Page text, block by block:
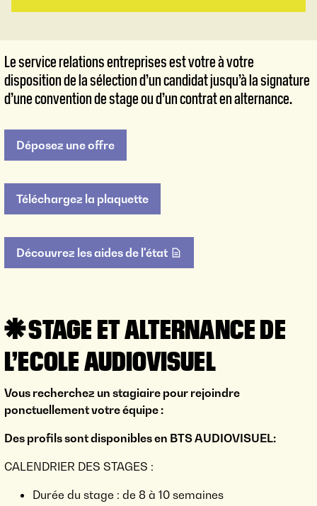
Le service relations entreprises est votre à votre
disposition de la sélection d’un candidat jusqu’à la signature
d’une convention de stage ou d’un contrat en alternance.
Déposez une offre
Téléchargez la plaquette
Découvrez les aides de l'état
STAGE ET ALTERNANCE DE
L’ECOLE AUDIOVISUEL
Vous recherchez un stagiaire pour rejoindre
ponctuellement votre équipe :
Des profils sont disponibles en BTS AUDIOVISUEL:
CALENDRIER DES STAGES :
Durée du stage : de 8 à 10 semaines